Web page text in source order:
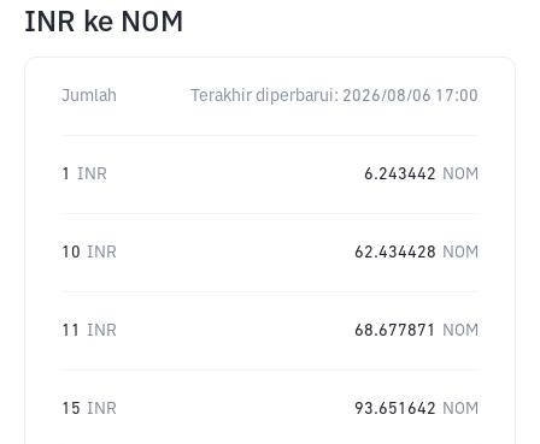
INR ke NOM
Jumlah Terakhir diperbarui: 2026/08/06 17:00
1 INR 6.243442 NOM
10 INR 62.434428 NOM
11 INR 68.677871 NOM
15 INR 93.651642 NOM